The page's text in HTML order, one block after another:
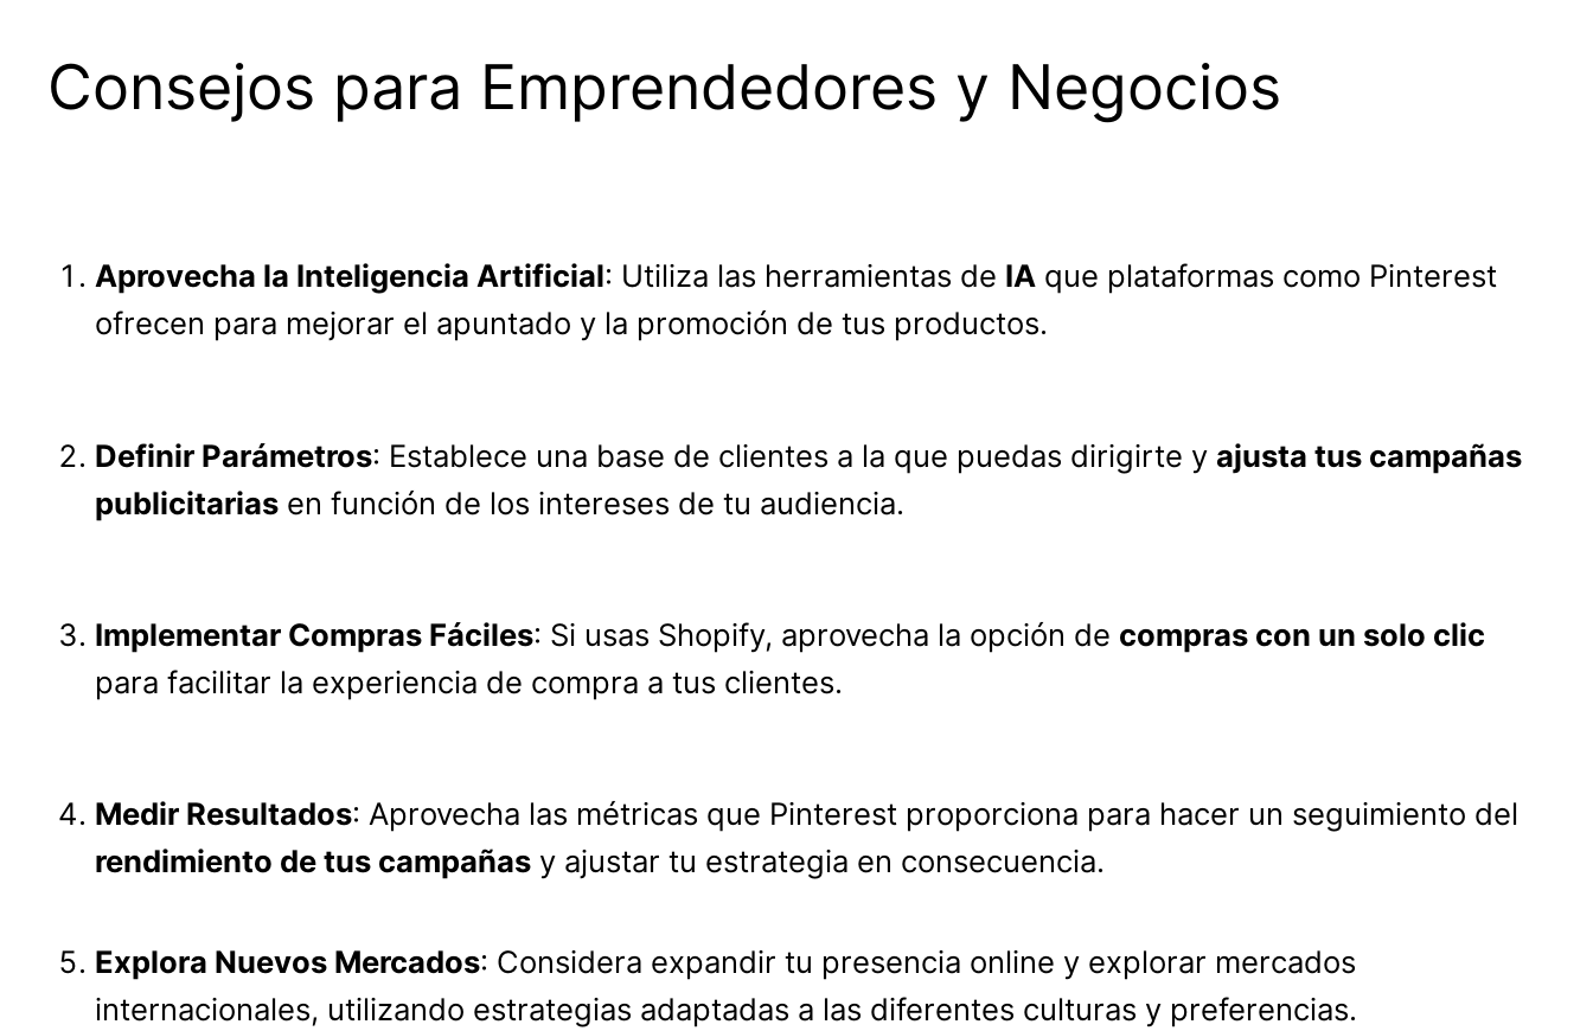
Consejos para Emprendedores y Negocios
Aprovecha la Inteligencia Artificial: Utiliza las herramientas de IA que plataformas como Pinterest
ofrecen para mejorar el apuntado y la promoción de tus productos.
Definir Parámetros: Establece una base de clientes a la que puedas dirigirte y ajusta tus campañas
publicitarias en función de los intereses de tu audiencia.
Implementar Compras Fáciles: Si usas Shopify, aprovecha la opción de compras con un solo clic
para facilitar la experiencia de compra a tus clientes.
Medir Resultados: Aprovecha las métricas que Pinterest proporciona para hacer un seguimiento del
rendimiento de tus campañas y ajustar tu estrategia en consecuencia.
Explora Nuevos Mercados: Considera expandir tu presencia online y explorar mercados
internacionales, utilizando estrategias adaptadas a las diferentes culturas y preferencias.